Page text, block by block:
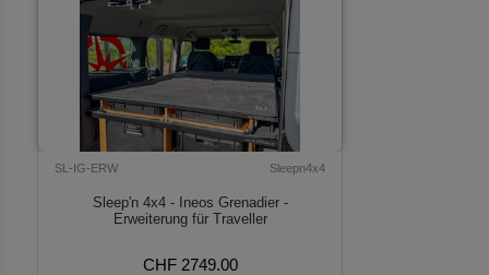
SL-IG-ERW Sleepn4x4
Sleep'n 4x4 - Ineos Grenadier -
Erweiterung für Traveller
CHF 2749.00